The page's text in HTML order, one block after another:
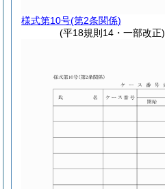
様式第10号(第2条関係)
(平18規則14・一部改正)